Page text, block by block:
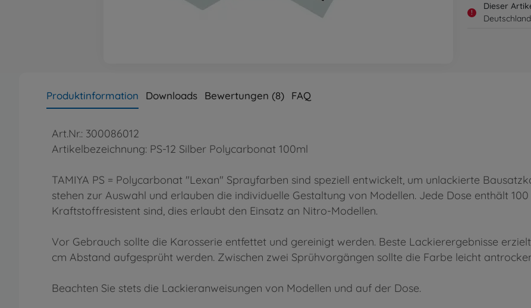
!
Dieser
Produktinformation Downloads Bewertungen (8) FAQ
Art.Nr.: 300086012
Artikelbezeichnung: PS-12 Silber Polycarbonat 100ml
TAMIYA PS = Polycarbonat "Lexan" Sprayfarben sind speziell entwickelt, um unlackierte
stehen zur Auswahl und erlauben die individuelle Gestaltung von Modellen. Jede Dose enthält
Kraftstoffresistent sind, dies erlaubt den Einsatz an Nitro-Modellen.
Vor Gebrauch sollte die Karosserie entfettet und gereinigt werden. Beste Lackierergebnisse
cm Abstand aufgesprüht werden. Zwischen zwei Sprühvorgängen sollte die Farbe leicht
Beachten Sie stets die Lackieranweisungen von Modellen und auf der Dose.